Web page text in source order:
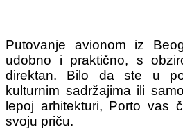
Putovanje avionom iz
udobno i praktično, s
direktan. Bilo da ste u
kulturnim sadržajima ili
lepoj arhitekturi, Porto vas
svoju priču.